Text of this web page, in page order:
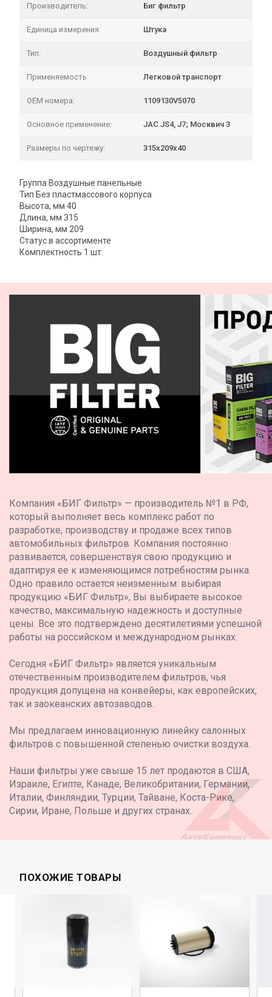
Производитель: Биг фильтр
Единица измерения: Штука
Тип: Воздушный фильтр
Применяемость: Легковой транспорт
OEM номера: 1109130V5070
Основное применение: JAC JS4, J7; Москвич 3
Размеры по чертежу: 315х209х40
Группа Воздушные панельные
Тип Без пластмассового корпуса
Высота, мм 40
Длина, мм 315
Ширина, мм 209
Статус в ассортименте
Комплектность 1 шт.
Компания «БИГ Фильтр» — производитель №1 в РФ,
который выполняет весь комплекс работ по
разработке, производству и продаже всех типов
автомобильных фильтров. Компания постоянно
развивается, совершенствуя свою продукцию и
адаптируя ее к изменяющимся потребностям рынка.
Одно правило остается неизменным: выбирая
продукцию «БИГ Фильтр», Вы выбираете высокое
качество, максимальную надежность и доступные
цены. Все это подтверждено десятилетиями успешной
работы на российском и международном рынках.
Сегодня «БИГ Фильтр» является уникальным
отечественным производителем фильтров, чья
продукция допущена на конвейеры, как европейских,
так и заокеанских автозаводов.
Мы предлагаем инновационную линейку салонных
фильтров с повышенной степенью очистки воздуха.
Наши фильтры уже свыше 15 лет продаются в США,
Израиле, Египте, Канаде, Великобритании, Германии,
Италии, Финляндии, Турции, Тайване, Коста-Рике,
Сирии, Иране, Польше и других странах.
ПОХОЖИЕ ТОВАРЫ